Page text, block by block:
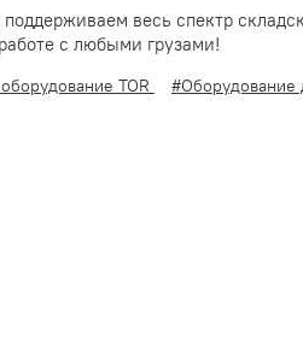
весь спектр
с любыми грузами!
TOR #Оборудование